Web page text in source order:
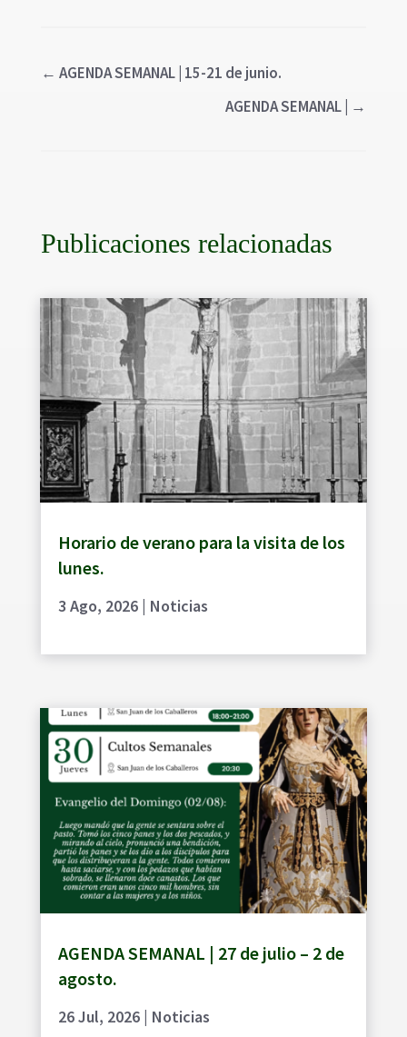
← AGENDA SEMANAL | 15-21 de junio.
AGENDA SEMANAL | →
Publicaciones relacionadas
Horario de verano para la visita de los
lunes.
3 Ago, 2026| Noticias
AGENDA SEMANAL | 27 de julio – 2 de
agosto.
26 Jul, 2026| Noticias